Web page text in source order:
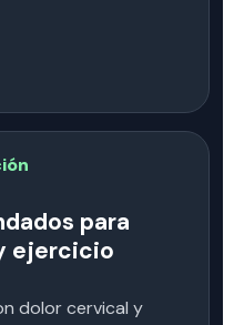
para
ejercicio
dolor cervical y